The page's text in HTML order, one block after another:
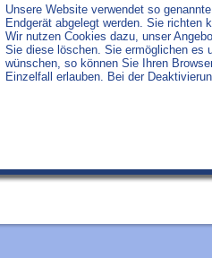
Unsere Website verwendet so
Endgerät abgelegt werden. Sie richten
Wir nutzen Cookies dazu, unser
Sie diese löschen. Sie ermöglichen es
wünschen, so können Sie Ihren
Einzelfall erlauben. Bei der